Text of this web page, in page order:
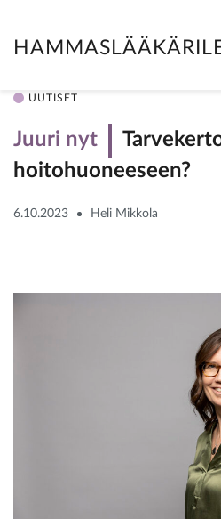
UUTISET
Juuri nyt
hoitohuoneeseen?
6.10.2023 Heli Mikkola